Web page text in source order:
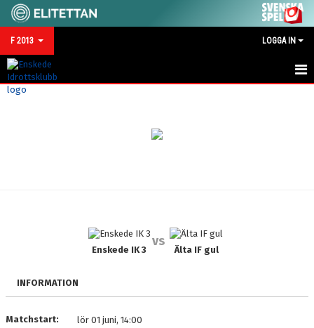
F 2013 LOGGA IN
HEM
DOKUMENT
Enskede IK 3
vs
Älta IF gul
INFORMATION
Matchstart:
lör 01 juni, 14:00